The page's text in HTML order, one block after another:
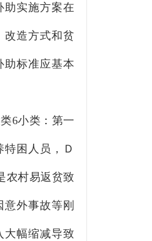
助实施方案在
改造方式和贫
助标准应基本
6小类：第一
困人员，Ｄ
农村易返贫致
外事故等刚
大幅缩减导致